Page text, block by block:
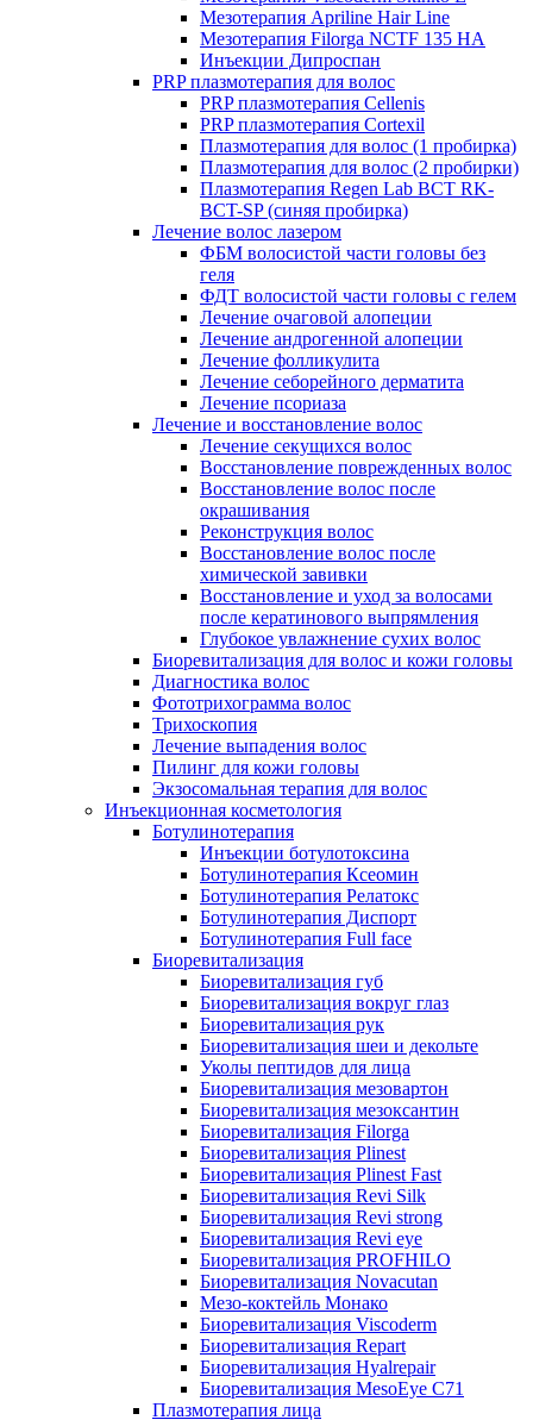
Мезотерапия Apriline Hair Line
Мезотерапия Filorga NCTF 135 HA
Инъекции Дипроспан
PRP плазмотерапия для волос
PRP плазмотерапия Cellenis
PRP плазмотерапия Cortexil
Плазмотерапия для волос (1 пробирка)
Плазмотерапия для волос (2 пробирки)
Плазмотерапия Regen Lab BCT RK-
BCT-SP (синяя пробирка)
Лечение волос лазером
ФБМ волосистой части головы без
геля
ФДТ волосистой части головы с гелем
Лечение очаговой алопеции
Лечение андрогенной алопеции
Лечение фолликулита
Лечение себорейного дерматита
Лечение псориаза
Лечение и восстановление волос
Лечение секущихся волос
Восстановление поврежденных волос
Восстановление волос после
окрашивания
Реконструкция волос
Восстановление волос после
химической завивки
Восстановление и уход за волосами
после кератинового выпрямления
Глубокое увлажнение сухих волос
Биоревитализация для волос и кожи головы
Диагностика волос
Фототрихограмма волос
Трихоскопия
Лечение выпадения волос
Пилинг для кожи головы
Экзосомальная терапия для волос
Инъекционная косметология
Ботулинотерапия
Инъекции ботулотоксина
Ботулинотерапия Ксеомин
Ботулинотерапия Релатокс
Ботулинотерапия Диспорт
Ботулинотерапия Full face
Биоревитализация
Биоревитализация губ
Биоревитализация вокруг глаз
Биоревитализация рук
Биоревитализация шеи и декольте
Уколы пептидов для лица
Биоревитализация мезовартон
Биоревитализация мезоксантин
Биоревитализация Filorga
Биоревитализация Plinest
Биоревитализация Plinest Fast
Биоревитализация Revi Silk
Биоревитализация Revi strong
Биоревитализация Revi eye
Биоревитализация PROFHILO
Биоревитализация Novacutan
Мезо-коктейль Монако
Биоревитализация Viscoderm
Биоревитализация Repart
Биоревитализация Hyalrepair
Биоревитализация MesoEye C71
Плазмотерапия лица